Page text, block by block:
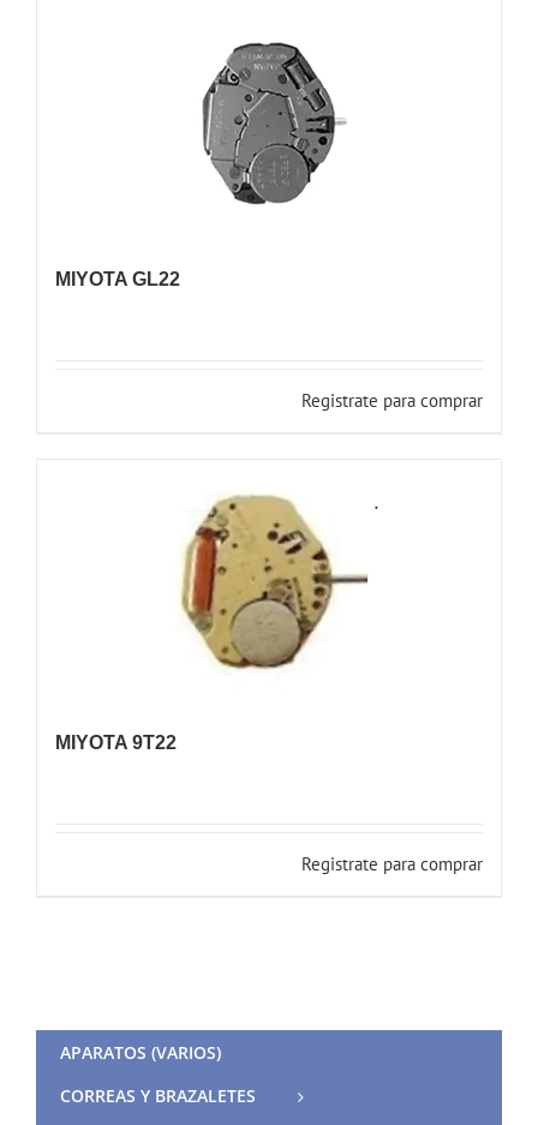
MIYOTA GL22
Registrate para comprar
MIYOTA 9T22
Registrate para comprar
APARATOS (VARIOS)
CORREAS Y BRAZALETES